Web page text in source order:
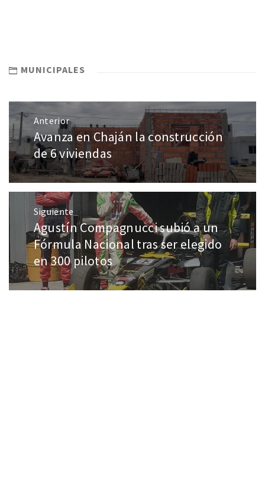
MUNICIPALES
Anterior
Avanza en Chaján la construcción
de 6 viviendas
Siguiente
Agustín Compagnucci subió a un
Fórmula Nacional tras ser elegido
en 300 pilotos